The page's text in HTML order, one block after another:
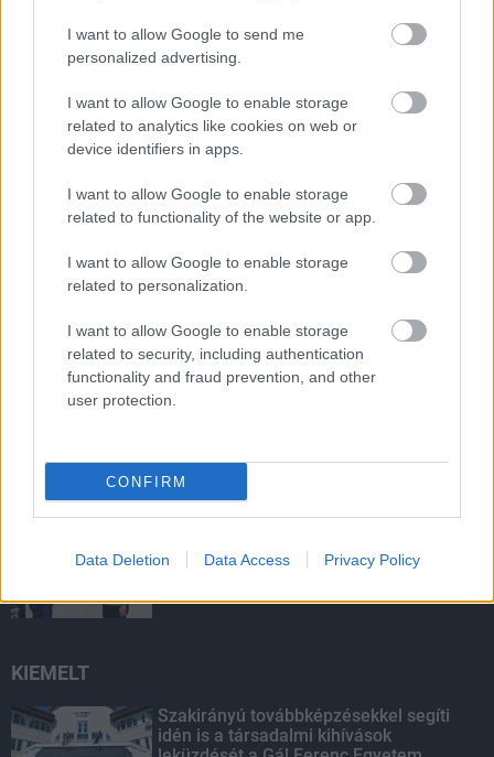
I want to allow Google to send me
personalized advertising.
I want to allow Google to enable storage
related to analytics like cookies on web or
device identifiers in apps.
I want to allow Google to enable storage
related to functionality of the website or app.
I want to allow Google to enable storage
related to personalization.
I want to allow Google to enable storage
related to security, including authentication
functionality and fraud prevention, and other
user protection.
CONFIRM
Data Deletion Data Access Privacy Policy
HÍRDETÉS
Itt az ÉVOSZ megoldása a hőhullámok
Hazai és nemzetközi zenészeket hallhat
főkapitány
KIEMELT
Szakirányú továbbképzésekkel segíti
idén is a társadalmi kihívások